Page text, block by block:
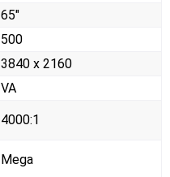
65"
500
3840 x 2160
VA
4000:1
Mega